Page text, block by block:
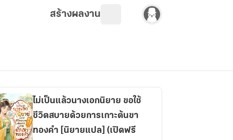
สร้างผลงาน
ไม่เป็นแล้วนางเอกนิยาย ขอใช้
ชีวิตสบายด้วยการเกาะต้นขา
ทองคำ [นิยายแปล] (เปิดฟรี